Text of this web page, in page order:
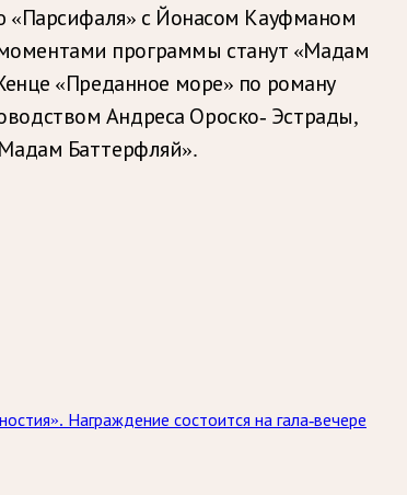
«Парсифаля» с Йонасом Кауфманом
программы станут «Мадам
«Преданное море» по роману
Андреса Ороско- Эстрады,
Баттерфляй».
Награждение состоится на гала-вечере